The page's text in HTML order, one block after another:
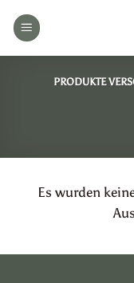
Inhalt
PRODUKTE
Es wurden